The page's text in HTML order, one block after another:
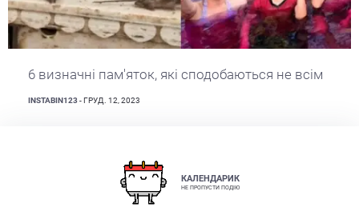
6 визначні пам'яток, які сподобаються не всім
INSTABIN123 - ГРУД. 12, 2023
КАЛЕНДАРИК
НЕ ПРОПУСТИ ПОДІЮ